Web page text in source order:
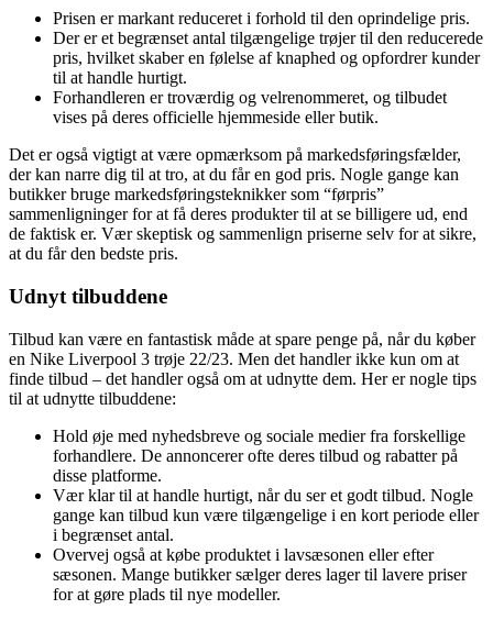
Prisen er markant reduceret i forhold til den oprindelige pris.
Der er et begrænset antal tilgængelige trøjer til den reducerede
pris, hvilket skaber en følelse af knaphed og opfordrer kunder
til at handle hurtigt.
Forhandleren er troværdig og velrenommeret, og tilbudet
vises på deres officielle hjemmeside eller butik.
Det er også vigtigt at være opmærksom på markedsføringsfælder,
der kan narre dig til at tro, at du får en god pris. Nogle gange kan
butikker bruge markedsføringsteknikker som “førpris”
sammenligninger for at få deres produkter til at se billigere ud, end
de faktisk er. Vær skeptisk og sammenlign priserne selv for at sikre,
at du får den bedste pris.
Udnyt tilbuddene
Tilbud kan være en fantastisk måde at spare penge på, når du køber
en Nike Liverpool 3 trøje 22/23. Men det handler ikke kun om at
finde tilbud – det handler også om at udnytte dem. Her er nogle tips
til at udnytte tilbuddene:
Hold øje med nyhedsbreve og sociale medier fra forskellige
forhandlere. De annoncerer ofte deres tilbud og rabatter på
disse platforme.
Vær klar til at handle hurtigt, når du ser et godt tilbud. Nogle
gange kan tilbud kun være tilgængelige i en kort periode eller
i begrænset antal.
Overvej også at købe produktet i lavsæsonen eller efter
sæsonen. Mange butikker sælger deres lager til lavere priser
for at gøre plads til nye modeller.